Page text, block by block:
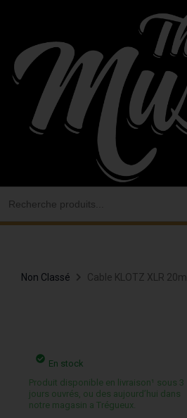
contenu
Non Classé Cable KLOTZ XLR 20m
En stock
Produit disponible en livraison¹ sous 3
jours ouvrés, ou des aujourd’hui dans
notre magasin a Trégueux.